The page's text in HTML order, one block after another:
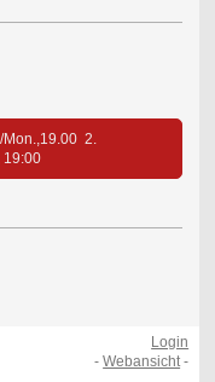
Mon.,19.00 2.
19:00
Login
-Webansicht -